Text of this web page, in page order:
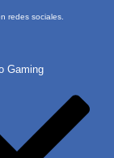
redes sociales.
Gaming